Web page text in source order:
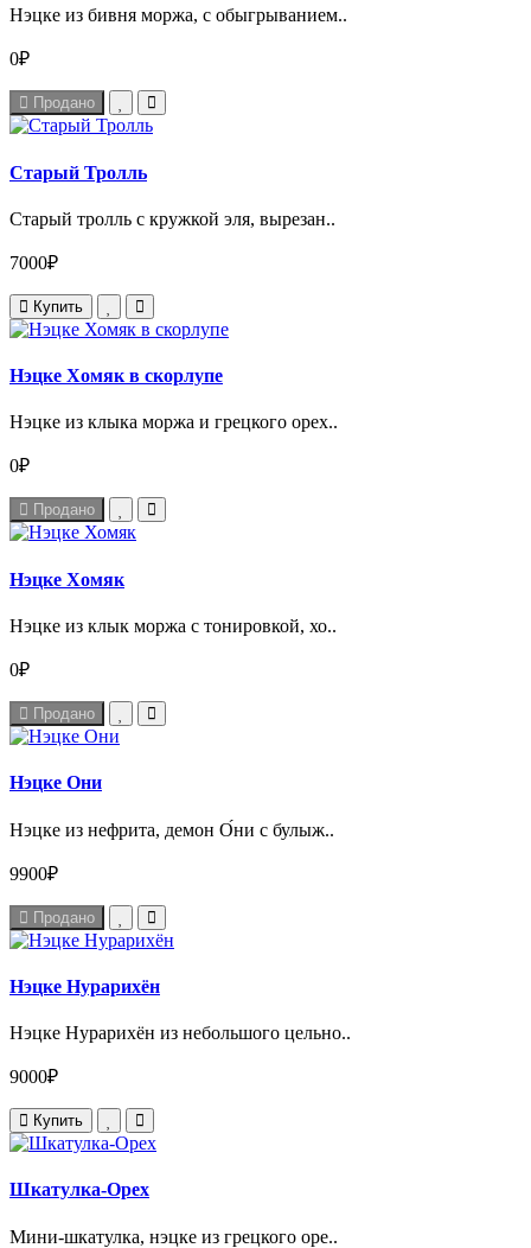
Нэцке из бивня моржа, с обыгрыванием..
0₽
Продано
Старый Тролль
Старый тролль с кружкой эля, вырезан..
7000₽
Купить
Нэцке Хомяк в скорлупе
Нэцке из клыка моржа и грецкого орех..
0₽
Продано
Нэцке Хомяк
Нэцке из клык моржа с тонировкой, хо..
0₽
Продано
Нэцке Они
Нэцке из нефрита, демон О́ни с булыж..
9900₽
Продано
Нэцке Нурарихён
Нэцке Нурарихён из небольшого цельно..
9000₽
Купить
Шкатулка-Орех
Мини-шкатулка, нэцке из грецкого оре..